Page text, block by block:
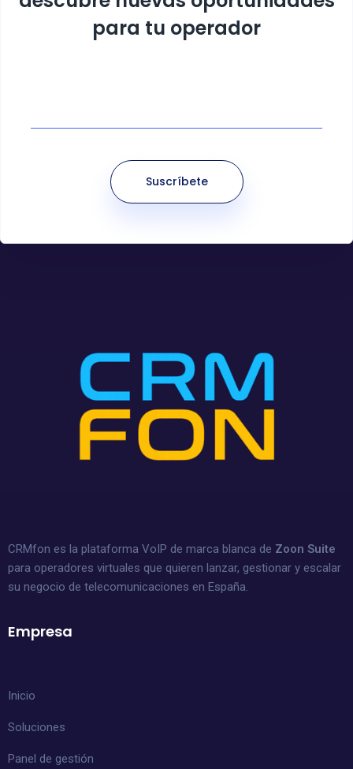
para tu operador
Suscríbete
CRMfon es la plataforma VoIP de marca blanca de Zoon Suite
para operadores virtuales que quieren lanzar, gestionar y escalar
su negocio de telecomunicaciones en España.
Empresa
Inicio
Soluciones
Panel de gestión